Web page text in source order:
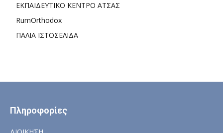
ΕΚΠΑΙΔΕΥΤΙΚΟ ΚΕΝΤΡΟ ΑΤΣΑΣ
RumOrthodox
ΠΑΛΙΑ ΙΣΤΟΣΕΛΙΔΑ
Πληροφορίες